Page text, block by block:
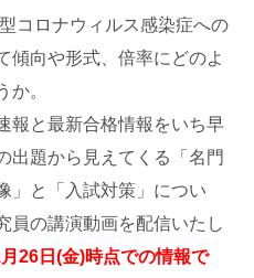
コロナウィルス感染症への
傾向や形式、倍率にどのよ
か。
報と最新合格情報をいち早
出題から見えてくる「名門
」と「入試対策」につい
員の講演動画を配信いたし
26日(金)時点での情報で